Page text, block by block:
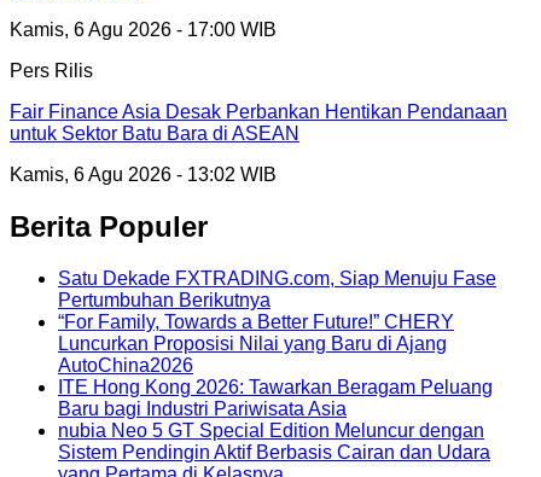
Kamis, 6 Agu 2026 - 17:00 WIB
Pers Rilis
Fair Finance Asia Desak Perbankan Hentikan Pendanaan
untuk Sektor Batu Bara di ASEAN
Kamis, 6 Agu 2026 - 13:02 WIB
Berita Populer
Satu Dekade FXTRADING.com, Siap Menuju Fase
Pertumbuhan Berikutnya
“For Family, Towards a Better Future!” CHERY
Luncurkan Proposisi Nilai yang Baru di Ajang
AutoChina2026
ITE Hong Kong 2026: Tawarkan Beragam Peluang
Baru bagi Industri Pariwisata Asia
nubia Neo 5 GT Special Edition Meluncur dengan
Sistem Pendingin Aktif Berbasis Cairan dan Udara